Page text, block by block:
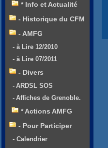
* Info et Actualité
- Historique du CFM
- AMFG
- à Lire 12/2010
- à Lire 07/2011
- Divers
- ARDSL SOS
- Affiches de Grenoble.
* Actions AMFG
- Pour Participer
- Calendrier